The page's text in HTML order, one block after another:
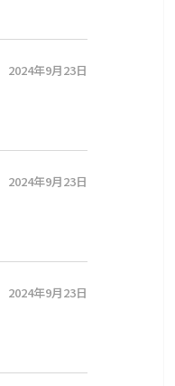
2024年9月23日
2024年9月23日
2024年9月23日